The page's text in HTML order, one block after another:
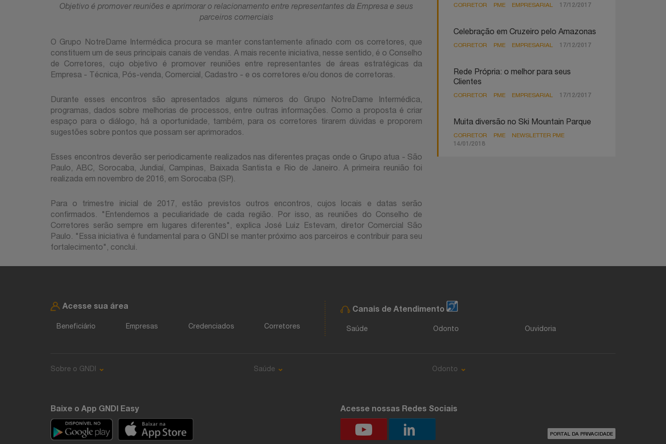
Objetivo é promover reuniões e aprimorar o relacionamento entre representantes da Empresa e seus
parceiros comerciais
O Grupo NotreDame Intermédica procura se manter constantemente afinado com os corretores, que
constituem um de seus principais canais de vendas. A mais recente iniciativa, nesse sentido, é o Conselho
de Corretores, cujo objetivo é promover reuniões entre representantes de áreas estratégicas da
Empresa - Técnica, Pós-venda, Comercial, Cadastro - e os corretores e/ou donos de corretoras.
Durante esses encontros são apresentados alguns números do Grupo NotreDame Intermédica,
programas, dados sobre melhorias de processos, entre outras informações. Como a proposta é criar
espaço para o diálogo, há a oportunidade, também, para os corretores tirarem dúvidas e proporem
sugestões sobre pontos que possam ser aprimorados.
Esses encontros deverão ser periodicamente realizados nas diferentes praças onde o Grupo atua - São
Paulo, ABC, Sorocaba, Jundiaí, Campinas, Baixada Santista e Rio de Janeiro. A primeira reunião foi
realizada em novembro de 2016, em Sorocaba (SP).
Para o trimestre inicial de 2017, estão previstos outros encontros, cujos locais e datas serão
confirmados. "Entendemos a peculiaridade de cada região. Por isso, as reuniões do Conselho de
Corretores serão sempre em lugares diferentes", explica José Luiz Estevam, diretor Comercial São
Paulo. "Essa iniciativa é fundamental para o GNDI se manter próximo aos parceiros e contribuir para seu
fortalecimento", conclui.
CORRETOR PME EMPRESARIAL 17/12/2017
Celebração em Cruzeiro pelo Amazonas
CORRETOR PME EMPRESARIAL 17/12/2017
Rede Própria: o melhor para seus
Clientes
CORRETOR PME EMPRESARIAL 17/12/2017
Muita diversão no Ski Mountain Parque
CORRETOR PME
NEWSLETTER PME
14/01/2018
Acesse sua área
Beneficiário Empresas Credenciados Corretores
Canais de Atendimento
Saúde Odonto Ouvidoria
Sobre o GNDI Saúde Odonto
Baixe o App GNDI Easy Acesse nossas Redes Sociais
PORTAL DA PRIVACIDADE